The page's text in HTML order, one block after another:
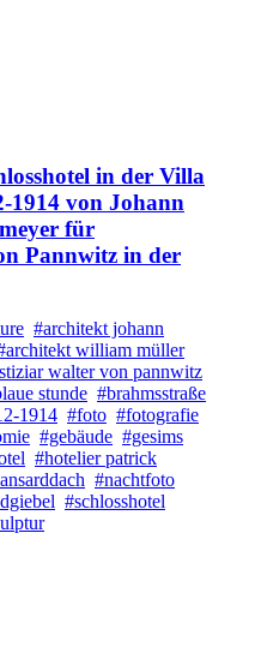
in der Villa
1914 von Johann
für
Pannwitz in der
#architekt johann
william müller
walter von pannwitz
stunde #brahmsstraße
1914 #foto #fotografie
#gebäude #gesims
#hotelier patrick
#nachtfoto
#schlosshotel